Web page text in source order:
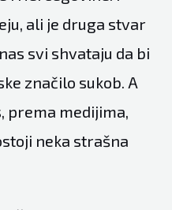
ali je druga stvar
svi shvataju da bi
značilo sukob. A
prema medijima,
neka strašna